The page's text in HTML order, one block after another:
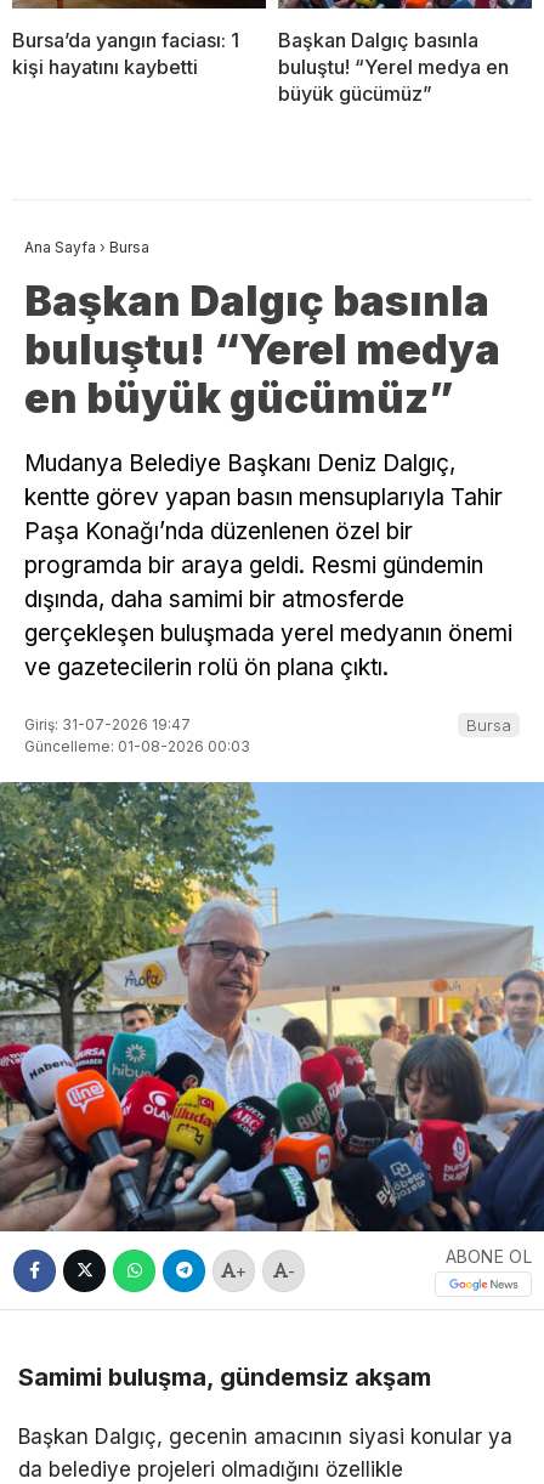
Bursa’da yangın faciası: 1
kişi hayatını kaybetti
Başkan Dalgıç basınla
buluştu! “Yerel medya en
büyük gücümüz”
Ana Sayfa › Bursa
Başkan Dalgıç basınla
buluştu! “Yerel medya
en büyük gücümüz”
Mudanya Belediye Başkanı Deniz Dalgıç,
kentte görev yapan basın mensuplarıyla Tahir
Paşa Konağı’nda düzenlenen özel bir
programda bir araya geldi. Resmi gündemin
dışında, daha samimi bir atmosferde
gerçekleşen buluşmada yerel medyanın önemi
ve gazetecilerin rolü ön plana çıktı.
Giriş: 31-07-2026 19:47
Güncelleme: 01-08-2026 00:03
Bursa
+ -
ABONE OL
Samimi buluşma, gündemsiz akşam
Başkan Dalgıç, gecenin amacının siyasi konular ya
da belediye projeleri olmadığını özellikle